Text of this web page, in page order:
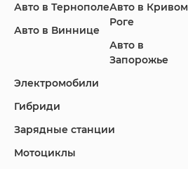
Land Rover
Lincoln
Авто в Тернополе
Авто в Виннице
Авто в Кривом
Роге
Авто в
Запорожье
Электромобили
Гибриди
Зарядные станции
Мотоциклы